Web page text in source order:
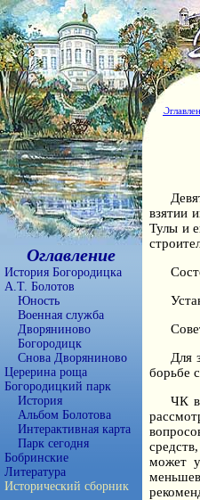
Оглавление
История Богородицка
А.Т. Болотов
Юность
Военная служба
Дворяниново
Богородицк
Снова Дворяниново
Церерина роща
Богородицкий парк
История
Альбом Болотова
Интерактивная карта
Парк сегодня
Бобринские
Литература
Исторический сборник
взятии
Тулы и
Для
борьбе
ЧК в
может